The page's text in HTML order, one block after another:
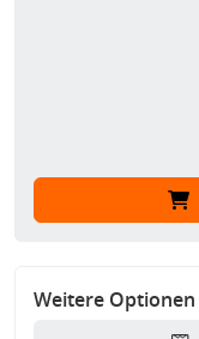
Weitere Optionen